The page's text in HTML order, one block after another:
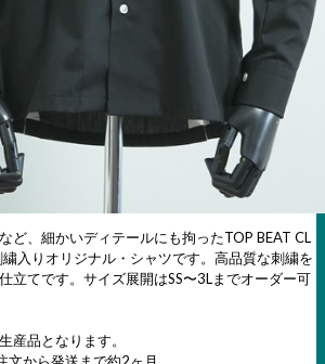
ど、細かいディテールにも拘ったTOP BEAT CL
入りオリジナル・シャツです。高品質な刺繍を
立てです。サイズ展開はSS〜3Lまでオーダー可
産品となります。
文から発送まで約2ヶ月